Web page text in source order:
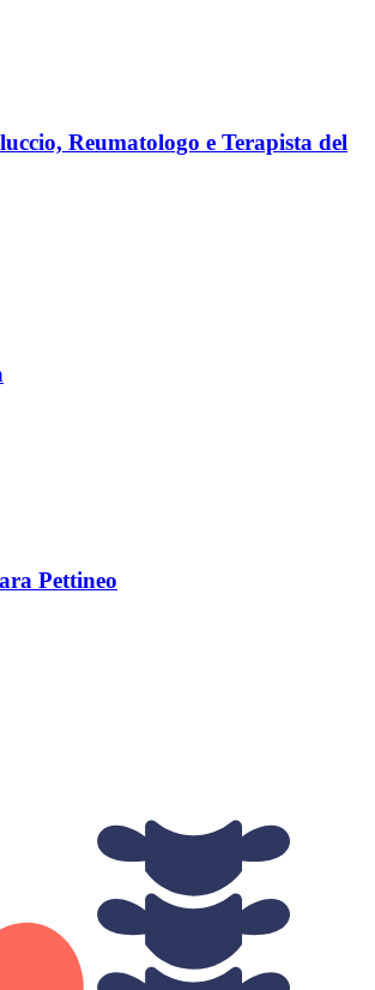
Reumatologo e Terapista del
Pettineo